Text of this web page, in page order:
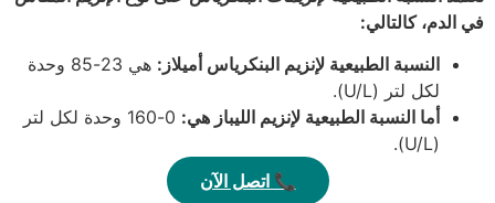
في الدم، كالتالي:
النسبة الطبيعية لإنزيم البنكرياس أميلاز:
هي 23-85 وحدة
لكل لتر (U/L).
أما النسبة الطبيعية لإنزيم الليباز هي:
0-160 وحدة لكل لتر
(U/L).
📞 اتصل الآن